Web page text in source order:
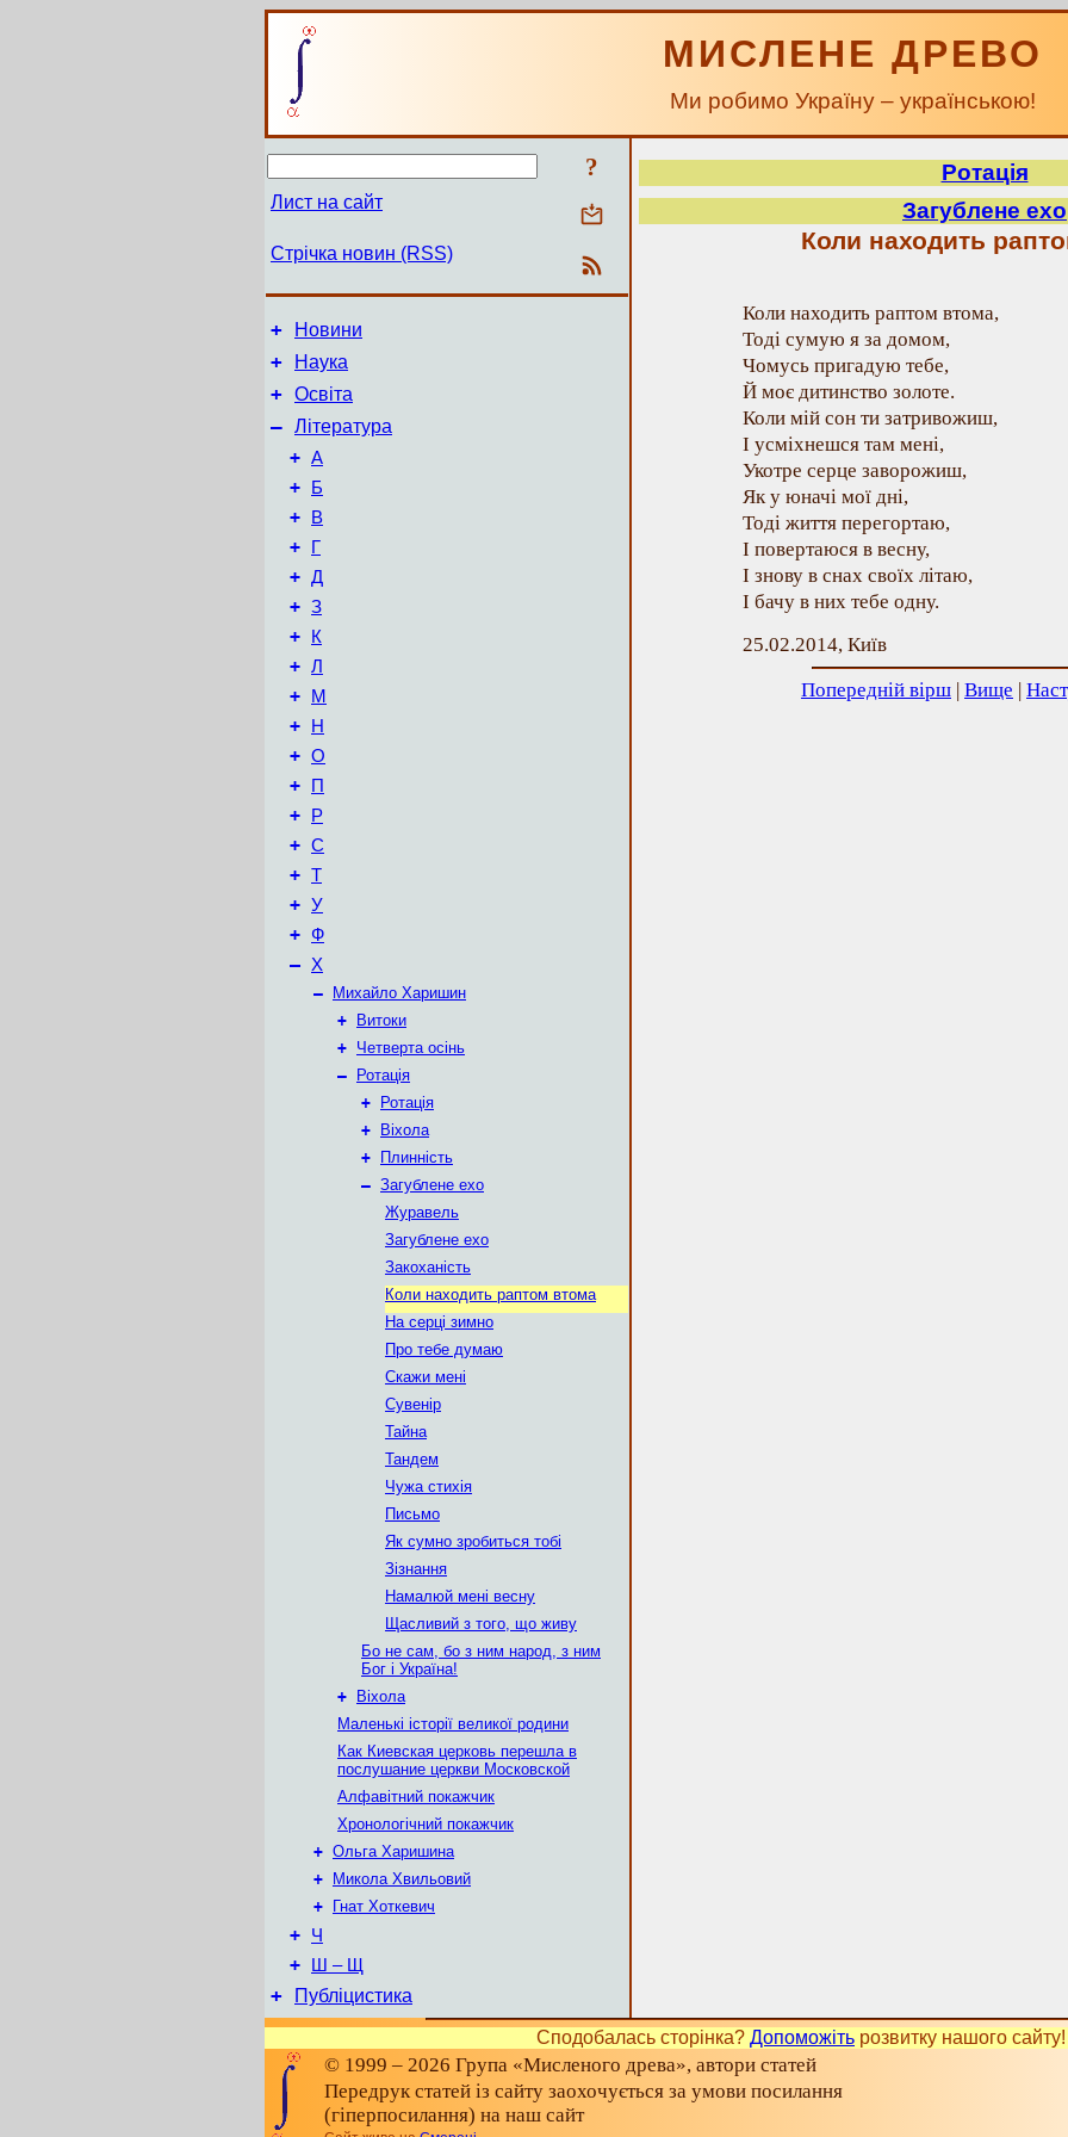
МИСЛЕНЕ ДРЕВО
Ми робимо Україну – українською!
?
Лист на сайт
Стрічка новин (RSS)
+ Новини
+ Наука
+ Освіта
– Література
+ А
+ Б
+ В
+ Г
+ Д
+ З
+ К
+ Л
+ М
+ Н
+ О
+ П
+ Р
+ С
+ Т
+ У
+ Ф
– Х
–
Михайло Харишин
+
Витоки
+ Четверта осінь
–
Ротація
+
Ротація
+
Віхола
+
Плинність
– Загублене ехо
Журавель
Загублене ехо
Закоханість
Коли находить раптом втома
На серці зимно
Про тебе думаю
Скажи мені
Сувенір
Тайна
Тандем
Чужа стихія
Письмо
Як сумно зробиться тобі
Зізнання
Намалюй мені весну
Щасливий з того, що живу
Бо не сам, бо з ним народ, з ним
Бог і Україна!
+
Віхола
Маленькі історії великої родини
Как Киевская церковь перешла в
послушание церкви Московской
Алфавітний покажчик
Хронологічний покажчик
+ Ольга Харишина
+
Микола Хвильовий
+
Гнат Хоткевич
+ Ч
+ Ш – Щ
+ Публіцистика
Ротація
Загублене ехо
Коли находить
Коли находить раптом втома,
Тоді сумую я за домом,
Чомусь пригадую тебе,
Й моє дитинство золоте.
Коли мій сон ти затривожиш,
І усміхнешся там мені,
Укотре серце заворожиш,
Як у юначі мої дні,
Тоді життя перегортаю,
І повертаюся в весну,
І знову в снах своїх літаю,
І бачу в них тебе одну.
25.02.2014, Київ
Попередній вірш | Вище |
Сподобалась сторінка? Допоможіть розвитку нашого сайту!
© 1999 – 2026 Група «Мисленого древа», автори статей
Передрук статей із сайту заохочується за умови посилання
(гіперпосилання) на наш сайт